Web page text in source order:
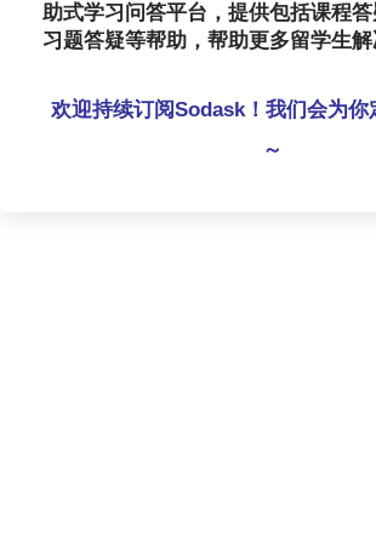
助式学习问答平台，提供包括课程
习题答疑等帮助，帮助更多留学生解
欢迎持续订阅Sodask！我们会为你
～